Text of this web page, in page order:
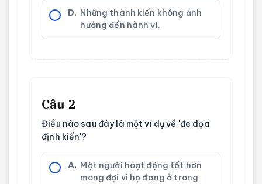
D. Những thành kiến không ảnh
hưởng đến hành vi.
Câu 2
Điều nào sau đây là một ví dụ về 'đe dọa
định kiến'?
A. Một người hoạt động tốt hơn
mong đợi vì họ đang ở trong